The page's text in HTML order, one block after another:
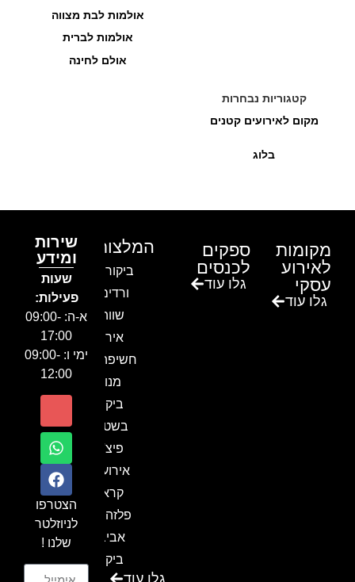
אולמות לבת מצווה
אולמות לברית
אולם לחינה
קטגוריות נבחרות
מקום לאירועים קטנים
בלוג
מקומות
לאירוע
עסקי
גלו עוד
ספקים
לכנסים
גלו עוד
המלצות
ביקור בגן
ורדים –
שווה!!
אירוע
חשיפה- זיו
מנור
ביקור
בשטח-
פיצ'ר
אירועים
קראון
פלזה תל
אביב-
ביקור
גלו עוד
שירות
ומידע
שעות
פעילות:
א-ה: 09:00-
17:00
ימי ו: 09:00-
12:00
הצטרפו
לניוזלטר
שלנו !